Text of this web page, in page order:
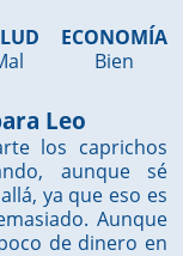
ECONOMÍA
Bien
Leo
los caprichos
aunque sé
ya que eso es
Aunque
de dinero en